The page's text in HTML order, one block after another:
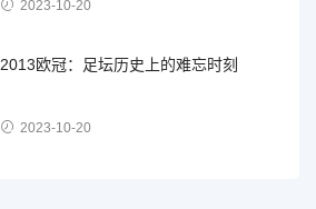
2023-10-20
2013欧冠：足坛历史上的难忘时刻
2023-10-20